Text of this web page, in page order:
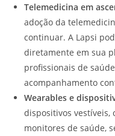
Telemedicina em
adoção da
continuar. A Lapsi
diretamente em sua
profissionais de
acompanhamento
Wearables e
dispositivos vestíveis,
monitores de saúde,